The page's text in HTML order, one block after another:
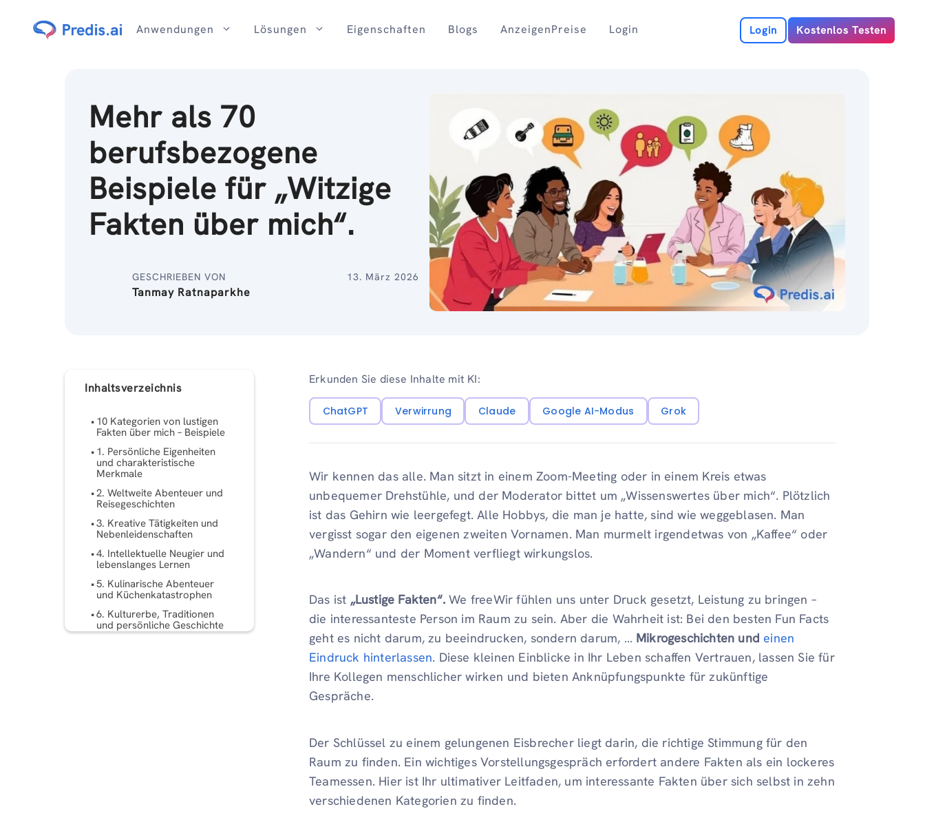
Anwendungen Lösungen Eigenschaften Blogs AnzeigenPreise Login Login Kostenlos Testen
Mehr als 70
berufsbezogene
Beispiele für „Witzige
Fakten über mich“.
GESCHRIEBEN VON
Tanmay Ratnaparkhe
13. März 2026
Inhaltsverzeichnis
10 Kategorien von lustigen
Fakten über mich – Beispiele
1. Persönliche Eigenheiten
und charakteristische
Merkmale
2. Weltweite Abenteuer und
Reisegeschichten
3. Kreative Tätigkeiten und
Nebenleidenschaften
4. Intellektuelle Neugier und
lebenslanges Lernen
5. Kulinarische Abenteuer
und Küchenkatastrophen
6. Kulturerbe, Traditionen
und persönliche Geschichte
Erkunden Sie diese Inhalte mit KI:
ChatGPT Verwirrung Claude Google AI-Modus Grok
Wir kennen das alle. Man sitzt in einem Zoom-Meeting oder in einem Kreis etwas
unbequemer Drehstühle, und der Moderator bittet um „Wissenswertes über mich“. Plötzlich
ist das Gehirn wie leergefegt. Alle Hobbys, die man je hatte, sind wie weggeblasen. Man
vergisst sogar den eigenen zweiten Vornamen. Man murmelt irgendetwas von „Kaffee“ oder
„Wandern“ und der Moment verfliegt wirkungslos.
Das ist „Lustige Fakten“. We freeWir fühlen uns unter Druck gesetzt, Leistung zu bringen –
die interessanteste Person im Raum zu sein. Aber die Wahrheit ist: Bei den besten Fun Facts
geht es nicht darum, zu beeindrucken, sondern darum, … Mikrogeschichten und einen
Eindruck hinterlassen. Diese kleinen Einblicke in Ihr Leben schaffen Vertrauen, lassen Sie für
Ihre Kollegen menschlicher wirken und bieten Anknüpfungspunkte für zukünftige
Gespräche.
Der Schlüssel zu einem gelungenen Eisbrecher liegt darin, die richtige Stimmung für den
Raum zu finden. Ein wichtiges Vorstellungsgespräch erfordert andere Fakten als ein lockeres
Teamessen. Hier ist Ihr ultimativer Leitfaden, um interessante Fakten über sich selbst in zehn
verschiedenen Kategorien zu finden.